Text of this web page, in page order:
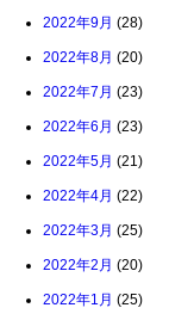
2022年9月 (28)
2022年8月 (20)
2022年7月 (23)
2022年6月 (23)
2022年5月 (21)
2022年4月 (22)
2022年3月 (25)
2022年2月 (20)
2022年1月 (25)